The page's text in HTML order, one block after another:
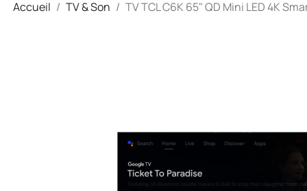
Accueil TV & Son TV TCL C6K 65" QD Mini LED 4K